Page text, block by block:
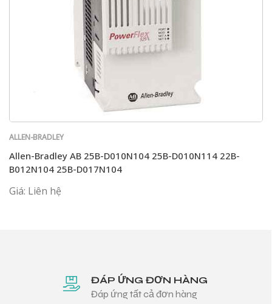
ALLEN-BRADLEY
Allen-Bradley AB 25B-D010N104 25B-D010N114 22B-
B012N104 25B-D017N104
Giá: Liên hệ
ĐÁP ỨNG ĐƠN HÀNG
Đáp ứng tất cả đơn hàng